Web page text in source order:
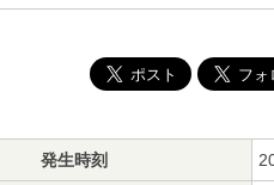
発生時刻